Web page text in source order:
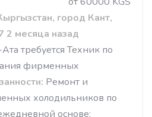
город Кант,
2 месяца назад
требуется Техник по
фирменных
Ремонт и
холодильников по
основе;